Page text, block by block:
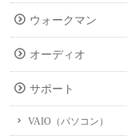
ウォークマン
オーディオ
サポート
VAIO（パソコン）